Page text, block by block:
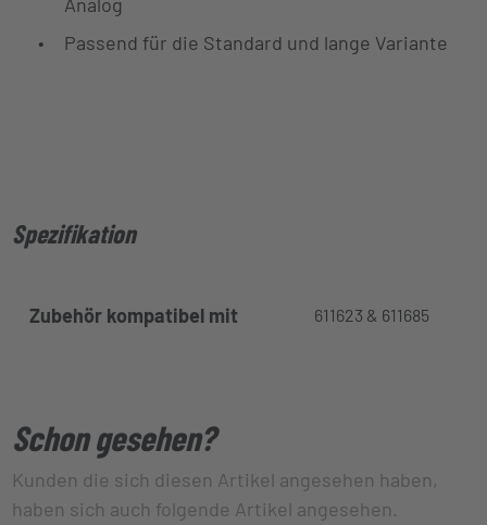
Passend für die Standard und lange Variante
Spezifikation
Zubehör kompatibel mit 611623 & 611685
Schon gesehen?
Kunden die sich diesen Artikel angesehen haben,
haben sich auch folgende Artikel angesehen.